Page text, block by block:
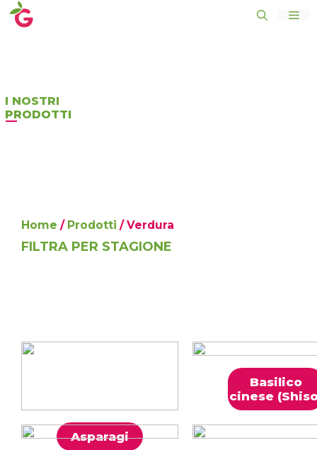
Vai
I NOSTRI
PRODOTTI
Home / Prodotti / Verdura
FILTRA PER STAGIONE
Asparagi
Basilico
cinese